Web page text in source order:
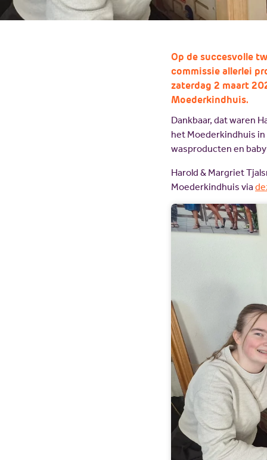
Op de succesvolle
commissie allerlei
zaterdag 2 maart
Moederkindhuis.
Dankbaar, dat waren
het Moederkindhuis
wasproducten en
Harold & Margriet
Moederkindhuis via